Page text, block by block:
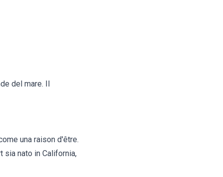
del mare. Il
una raison d'être.
sia nato in California,